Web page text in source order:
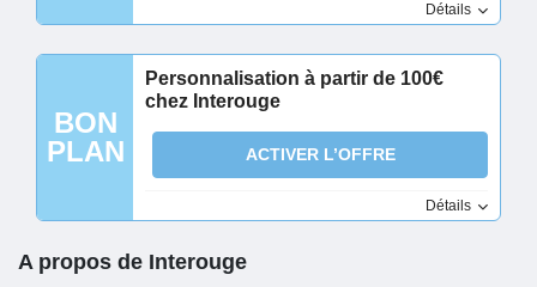
Détails
BON
PLAN
Personnalisation à partir de 100€
chez Interouge
ACTIVER L’OFFRE
Détails
A propos de Interouge